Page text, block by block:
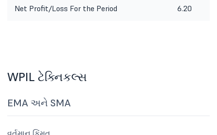
Net Profit/Loss For the Period 6.20
WPIL ટેક્નિકલ્સ
EMA અને SMA
વર્તમાન કિંમત